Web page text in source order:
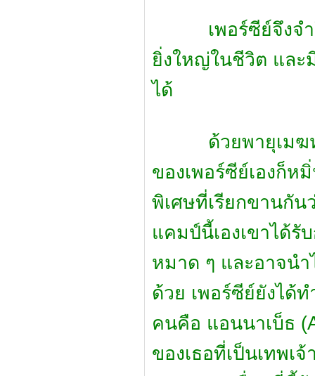
เพอร์ซีย์จึงจำใจ
ยิ่งใหญ่ในชีวิต และ
ได้
ด้วยพายุเมฆหม
ของเพอร์ซีย์เองก็ห
พิเศษที่เรียกขานกั
แคมป์นี้เองเขาได้รั
หมาด ๆ และอาจนำ
ด้วย เพอร์ซีย์ยังได้
คนคือ แอนนาเบ็ธ
ของเธอที่เป็นเทพเ